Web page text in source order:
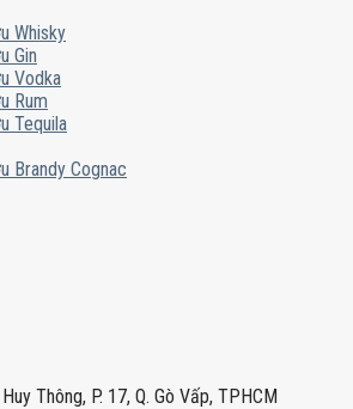
Whisky
Gin
Vodka
Rum
Tequila
Brandy Cognac
Thông, P. 17, Q. Gò Vấp, TPHCM